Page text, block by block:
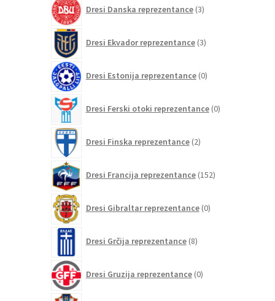
Dresi Danska reprezentance 3izdelki
Dresi Ekvador reprezentance 3izdelki
Dresi Estonija reprezentance 0izdelkov
Dresi Ferski otoki reprezentance 0izdelkov
Dresi Finska reprezentance 2izdelka
Dresi Francija reprezentance 152izdelkov
Dresi Gibraltar reprezentance 0izdelkov
Dresi Grčija reprezentance 8izdelkov
Dresi Gruzija reprezentance 0izdelkov